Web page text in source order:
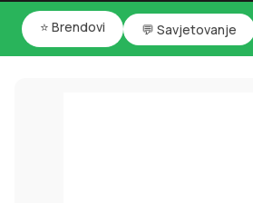
⭐ Brendovi 💬 Savjetovanje